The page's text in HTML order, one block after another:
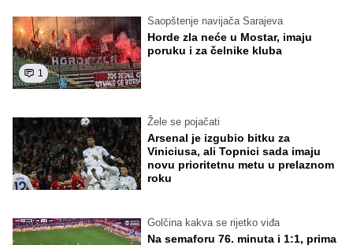
1
Saopštenje navijača Sarajeva
Horde zla neće u Mostar, imaju
poruku i za čelnike kluba
Žele se pojačati
Arsenal je izgubio bitku za
Viniciusa, ali Topnici sada imaju
novu prioritetnu metu u prelaznom
roku
Golčina kakva se rijetko viđa
Na semaforu 76. minuta i 1:1, prima